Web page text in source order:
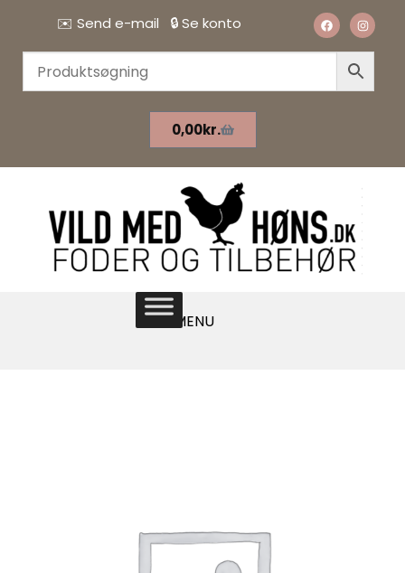
✉️Send e-mail 🔒Se konto
0,00kr.
MENU